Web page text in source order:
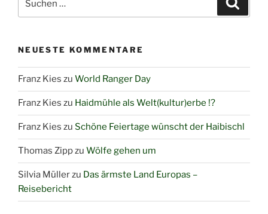
nach:
NEUESTE KOMMENTARE
Franz Kies zu World Ranger Day
Franz Kies zu Haidmühle als Welt(kultur)erbe !?
Franz Kies zu Schöne Feiertage wünscht der Haibischl
Thomas Zippzu Wölfe gehen um
Silvia Müllerzu Das ärmste Land Europas –
Reisebericht